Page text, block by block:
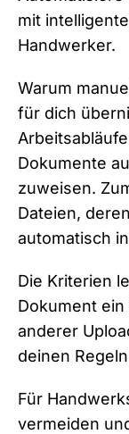
mit
Handwerker.
Warum
für dich
Dokumente
zuweisen.
Dateien,
automatisch
Die Kriterien
Dokument ein
anderer
deinen
Für
vermeiden